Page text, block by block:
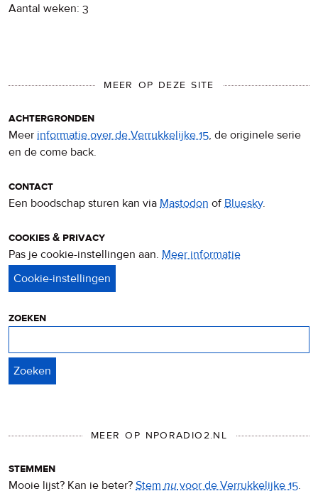
Aantal weken: 3
MEER OP DEZE SITE
achtergronden
Meer informatie over de Verrukkelijke 15, de originele serie
en de come back.
contact
Een boodschap sturen kan via Mastodon ofBluesky.
cookies & privacy
Pas je cookie-instellingen aan. Meer informatie
zoeken
MEER OP NPORADIO2.NL
stemmen
Mooie lijst? Kan ie beter? Stemnuvoor de Verrukkelijke 15.